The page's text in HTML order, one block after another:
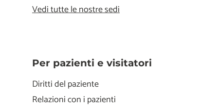
Vedi tutte le nostre sedi
Per pazienti e visitatori
Diritti del paziente
Relazioni con i pazienti